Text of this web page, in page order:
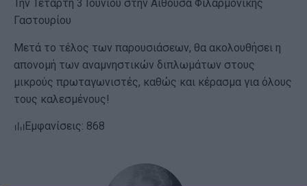
Την Τετάρτη 3 Ιουνίου στην Αίθουσα Φιλαρμονικής
Γαστουρίου
Μετά το τέλος των παρουσιάσεων, θα ακολουθήσει η
απονομή των αναμνηστικών διπλωμάτων στους
μικρούς πρωταγωνιστές, καθώς και κέρασμα για όλους
τους καλεσμένους!
Εμφανίσεις: 868